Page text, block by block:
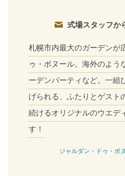
式場スタッフか
札幌市内最大のガーデンが
ゥ・ボヌール。海外のよう
ーデンパーティなど。一組
げられる、ふたりとゲスト
続けるオリジナルのウエデ
す！
ジャルダン・ドゥ・ボ